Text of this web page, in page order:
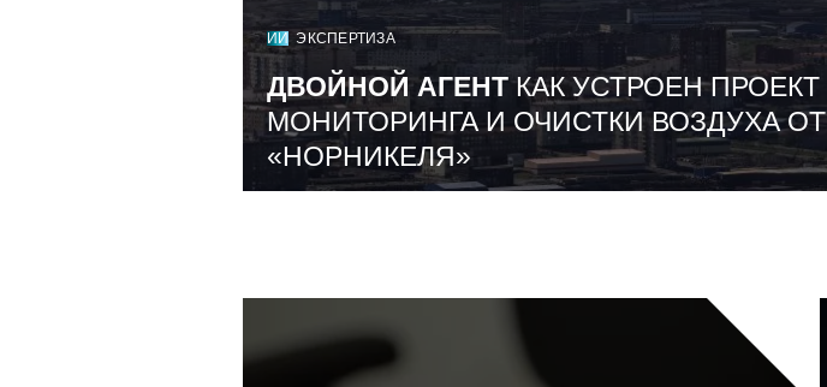
ИИ ЭКСПЕРТИЗА
ДВОЙНОЙ АГЕНТКАК УСТРОЕН ПРОЕКТ
МОНИТОРИНГА И ОЧИСТКИ ВОЗДУХА ОТ
«НОРНИКЕЛЯ»